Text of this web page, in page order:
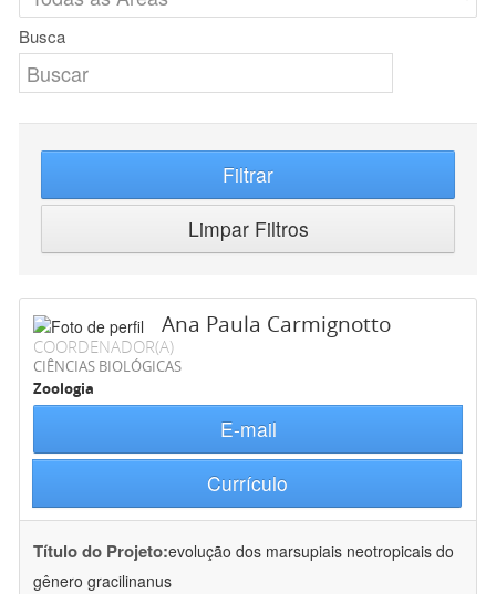
Busca
Filtrar
Limpar Filtros
Ana Paula Carmignotto
COORDENADOR(A)
CIÊNCIAS BIOLÓGICAS
Zoologia
E-mail
Currículo
Título do Projeto:evolução dos marsupiais neotropicais do
gênero gracilinanus